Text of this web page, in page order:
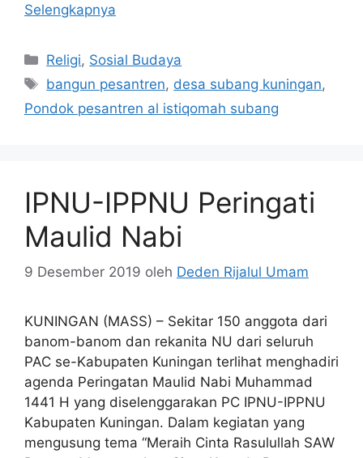
Selengkapnya
Kategori
Religi, Sosial Budaya
Tag
bangun pesantren, desa subang kuningan,
Pondok pesantren al istiqomah subang
IPNU-IPPNU Peringati
Maulid Nabi
9 Desember 2019 oleh Deden Rijalul Umam
KUNINGAN (MASS) – Sekitar 150 anggota dari
banom-banom dan rekanita NU dari seluruh
PAC se-Kabupaten Kuningan terlihat menghadiri
agenda Peringatan Maulid Nabi Muhammad
1441 H yang diselenggarakan PC IPNU-IPPNU
Kabupaten Kuningan. Dalam kegiatan yang
mengusung tema “Meraih Cinta Rasulullah SAW